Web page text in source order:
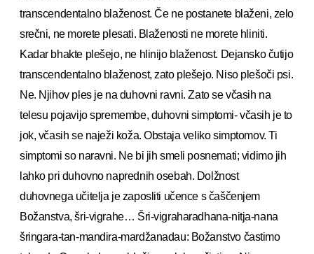
transcendentalno blaženost. Če ne postanete blaženi, zelo
srečni, ne morete plesati. Blaženosti ne morete hliniti.
Kadar bhakte plešejo, ne hlinijo blaženost. Dejansko čutijo
transcendentalno blaženost, zato plešejo. Niso plešoči psi.
Ne. Njihov ples je na duhovni ravni. Zato se včasih na
telesu pojavijo spremembe, duhovni simptomi- včasih je to
jok, včasih se naježi koža. Obstaja veliko simptomov. Ti
simptomi so naravni. Ne bi jih smeli posnemati; vidimo jih
lahko pri duhovno naprednih osebah. Dolžnost
duhovnega učitelja je zaposliti učence s čaščenjem
Božanstva, šri-vigrahe… Šri-vigraharadhana-nitja-nana
šringara-tan-mandira-mardžanadau: Božanstvo častimo